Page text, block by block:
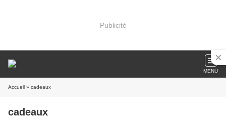
Publicité
MENU
Accueil » cadeaux
cadeaux